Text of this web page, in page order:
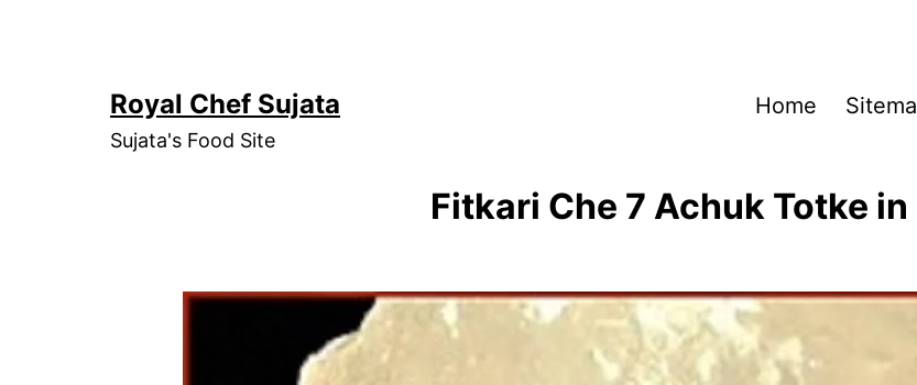
Royal Chef Sujata
Sujata's Food Site
Home
Fitkari Che 7 Achuk Totke